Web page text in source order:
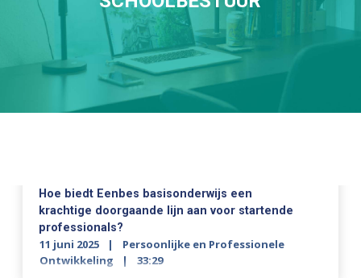
Hoe biedt Eenbes basisonderwijs een
krachtige doorgaande lijn aan voor startende
professionals?
11 juni 2025
Persoonlijke en Professionele
Ontwikkeling
33:29